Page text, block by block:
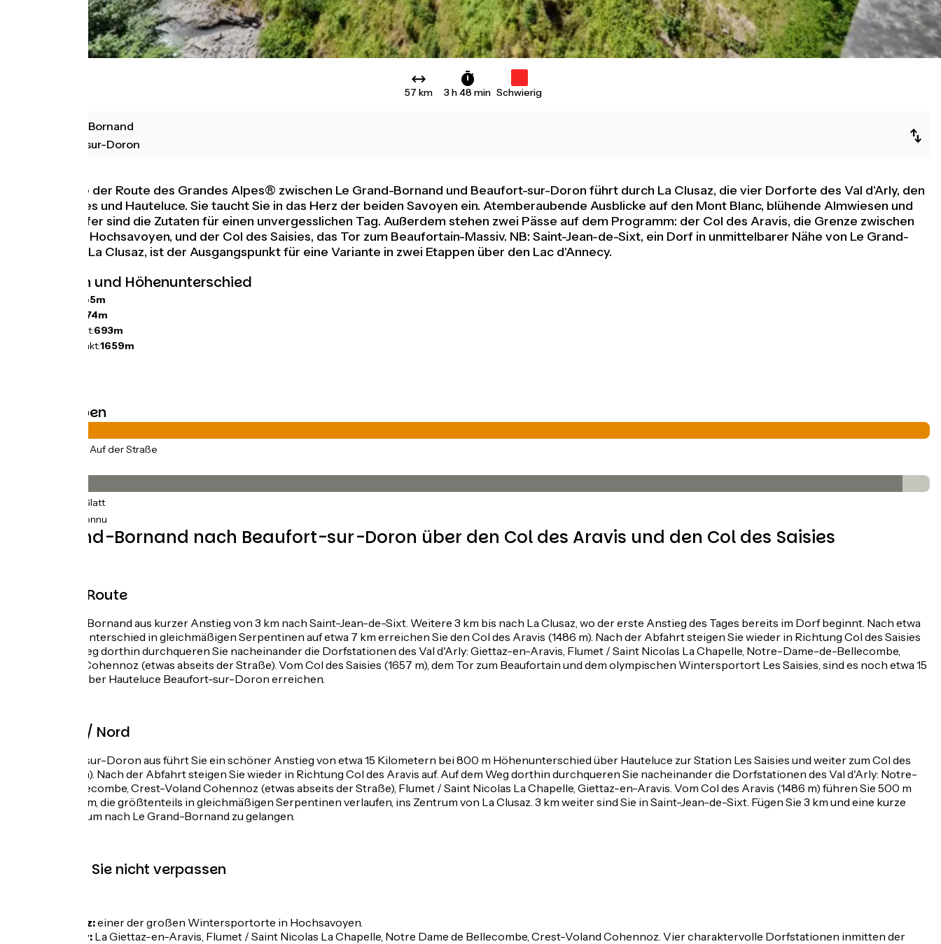
57 km 3 h 48 min Schwierig
Le Grand-Bornand
Beaufort-sur-Doron
Diese Etappe der Route des Grandes Alpes® zwischen Le Grand-Bornand und Beaufort-sur-Doron führt durch La Clusaz, die vier Dorforte des Val d'Arly, den
Ort Les Saisies und Hauteluce. Sie taucht Sie in das Herz der beiden Savoyen ein. Atemberaubende Ausblicke auf den Mont Blanc, blühende Almwiesen und
typische Dörfer sind die Zutaten für einen unvergesslichen Tag. Außerdem stehen zwei Pässe auf dem Programm: der Col des Aravis, die Grenze zwischen
Savoyen und Hochsavoyen, und der Col des Saisies, das Tor zum Beaufortain-Massiv. NB: Saint-Jean-de-Sixt, ein Dorf in unmittelbarer Nähe von Le Grand-
Bornand und La Clusaz, ist der Ausgangspunkt für eine Variante in zwei Etappen über den Lac d'Annecy.
Steigungen und Höhenunterschied
1885m
2074m
Tiefster Punkt:693m
Höchster Punkt:1659m
Straßentypen
(100%) Auf der Straße
(97%) Glatt
(3%) Inconnu
Von Grand-Bornand nach Beaufort-sur-Doron über den Col des Aravis und den Col des Saisies
Nord/Süd-Route
Von Le Grand-Bornand aus kurzer Anstieg von 3 km nach Saint-Jean-de-Sixt. Weitere 3 km bis nach La Clusaz, wo der erste Anstieg des Tages bereits im Dorf beginnt. Nach etwa
500 m Höhenunterschied in gleichmäßigen Serpentinen auf etwa 7 km erreichen Sie den Col des Aravis (1486 m). Nach der Abfahrt steigen Sie wieder in Richtung Col des Saisies
auf. Auf dem Weg dorthin durchqueren Sie nacheinander die Dorfstationen des Val d'Arly: Giettaz-en-Aravis, Flumet / Saint Nicolas La Chapelle, Notre-Dame-de-Bellecombe,
Crest-Voland Cohennoz (etwas abseits der Straße). Vom Col des Saisies (1657 m), dem Tor zum Beaufortain und dem olympischen Wintersportort Les Saisies, sind es noch etwa 15
km, bevor Sie über Hauteluce Beaufort-sur-Doron erreichen.
Route Süd / Nord
Von Beaufort-sur-Doron aus führt Sie ein schöner Anstieg von etwa 15 Kilometern bei 800 m Höhenunterschied über Hauteluce zur Station Les Saisies und weiter zum Col des
Saisies (1657 m). Nach der Abfahrt steigen Sie wieder in Richtung Col des Aravis auf. Auf dem Weg dorthin durchqueren Sie nacheinander die Dorfstationen des Val d'Arly: Notre-
Dame-de-Bellecombe, Crest-Voland Cohennoz (etwas abseits der Straße), Flumet / Saint Nicolas La Chapelle, Giettaz-en-Aravis. Vom Col des Aravis (1486 m) führen Sie 500 m
Abfahrt auf 7 km, die größtenteils in gleichmäßigen Serpentinen verlaufen, ins Zentrum von La Clusaz. 3 km weiter sind Sie in Saint-Jean-de-Sixt. Fügen Sie 3 km und eine kurze
Abfahrt hinzu, um nach Le Grand-Bornand zu gelangen.
Das sollten Sie nicht verpassen
La Clusaz:einer der großen Wintersportorte in Hochsavoyen.
Val d'Arly: La Giettaz-en-Aravis, Flumet / Saint Nicolas La Chapelle, Notre Dame de Bellecombe, Crest-Voland Cohennoz. Vier charaktervolle Dorfstationen inmitten der